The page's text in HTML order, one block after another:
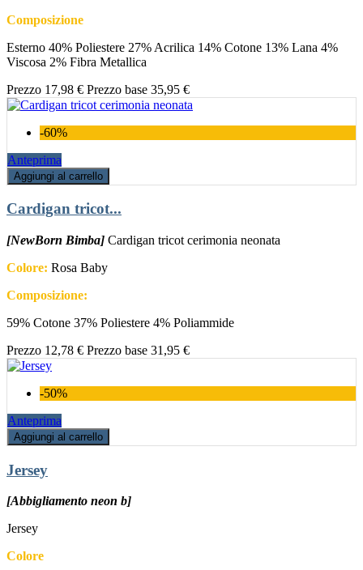
Composizione
Esterno 40% Poliestere 27% Acrilica 14% Cotone 13% Lana 4%
Viscosa 2% Fibra Metallica
Prezzo 17,98 € Prezzo base 35,95 €
-60%
Anteprima
Aggiungi al carrello
Cardigan tricot...
[NewBorn Bimba] Cardigan tricot cerimonia neonata
Colore: Rosa Baby
Composizione:
59% Cotone 37% Poliestere 4% Poliammide
Prezzo 12,78 € Prezzo base 31,95 €
-50%
Anteprima
Aggiungi al carrello
Jersey
[Abbigliamento neon b]
Jersey
Colore